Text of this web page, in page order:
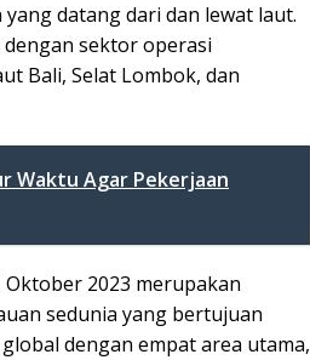
datang dari dan lewat laut.
sektor operasi
Bali, Selat Lombok, dan
Waktu Agar Pekerjaan
Oktober 2023 merupakan
sedunia yang bertujuan
dengan empat area utama,